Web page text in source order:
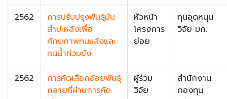
2562
การปรับปรุงพันธุ์มัน
สำปะหลังเพื่อ
ศักยภาพทนแล้งและ
ทนน้ำท่วมขัง
หัวหน้า
โครงการ
ย่อย
ทุนอุดหนุน
วิจัย มก.
2562
การคัดเลือกอ้อยพันธุ์
กลายที่ผ่านการคัด
ผู้ร่วม
วิจัย
สำนักงาน
กองทุน